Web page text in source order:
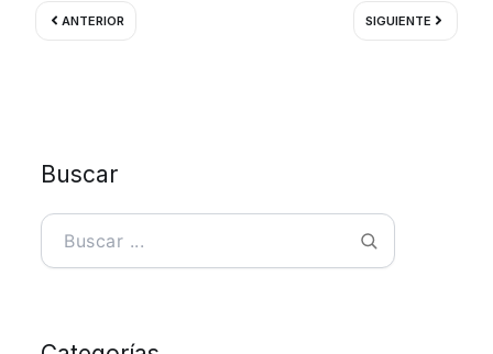
ANTERIOR SIGUIENTE
Siguiente
Buscar
Buscar